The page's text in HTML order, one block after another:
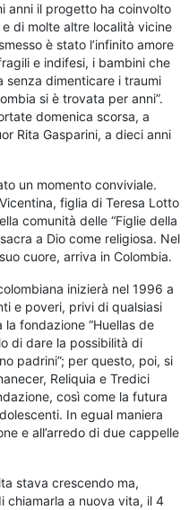
anni il progetto ha coinvolto
di molte altre località vicine
è stato l’infinito amore
e indifesi, i bambini che
senza dimenticare i traumi
si è trovata per anni”.
domenica scorsa, a
Rita Gasparini, a dieci anni
un momento conviviale.
figlia di Teresa Lotto
comunità delle “Figlie della
a Dio come religiosa. Nel
cuore, arriva in Colombia.
inizierà nel 1996 a
e poveri, privi di qualsiasi
fondazione “Huellas de
di dare la possibilità di
padrini”; per questo, poi, si
Reliquia e Tredici
così come la futura
In egual maniera
e all’arredo di due cappelle
stava crescendo ma,
chiamarla a nuova vita, il 4